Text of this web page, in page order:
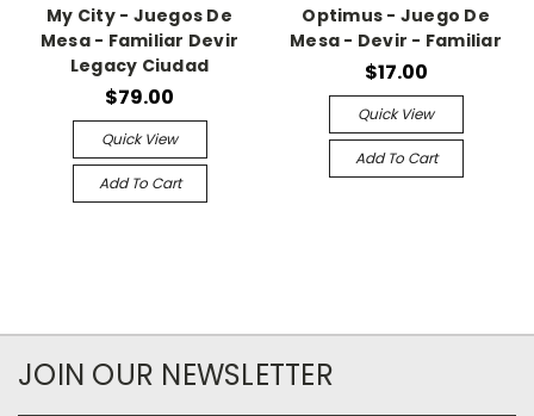
My City - Juegos De
Mesa - Familiar Devir
Legacy Ciudad
$79.00
Quick View
Add To Cart
Optimus - Juego De
Mesa - Devir - Familiar
$17.00
Quick View
Add To Cart
JOIN OUR NEWSLETTER